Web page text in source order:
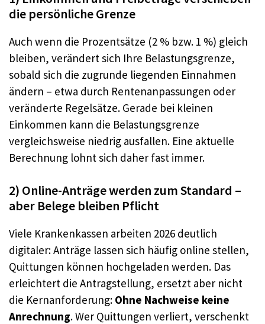
die persönliche Grenze
Auch wenn die Prozentsätze (2 % bzw. 1 %) gleich
bleiben, verändert sich Ihre Belastungsgrenze,
sobald sich die zugrunde liegenden Einnahmen
ändern – etwa durch Rentenanpassungen oder
veränderte Regelsätze. Gerade bei kleinen
Einkommen kann die Belastungsgrenze
vergleichsweise niedrig ausfallen. Eine aktuelle
Berechnung lohnt sich daher fast immer.
2) Online-Anträge werden zum Standard –
aber Belege bleiben Pflicht
Viele Krankenkassen arbeiten 2026 deutlich
digitaler: Anträge lassen sich häufig online stellen,
Quittungen können hochgeladen werden. Das
erleichtert die Antragstellung, ersetzt aber nicht
die Kernanforderung: Ohne Nachweise keine
Anrechnung. Wer Quittungen verliert, verschenkt